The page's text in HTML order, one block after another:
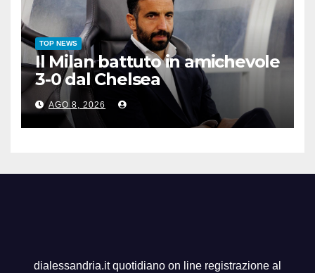
TOP NEWS
Il Milan battuto in amichevole
3-0 dal Chelsea
AGO 8, 2026
dialessandria.it quotidiano on line registrazione al